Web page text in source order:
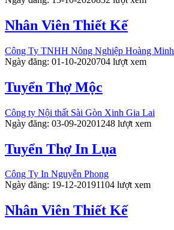
Nhân Viên Thiết Kế
Công Ty TNHH Nông Nghiệp Hoàng Minh
Ngày đăng: 01-10-2020704 lượt xem
Tuyển Thợ Mộc
Công ty Nội thất Sài Gòn Xinh Gia Lai
Ngày đăng: 03-09-20201248 lượt xem
Tuyển Thợ In Lụa
Công Ty In Nguyễn Phong
Ngày đăng: 19-12-20191104 lượt xem
Nhân Viên Thiết Kế